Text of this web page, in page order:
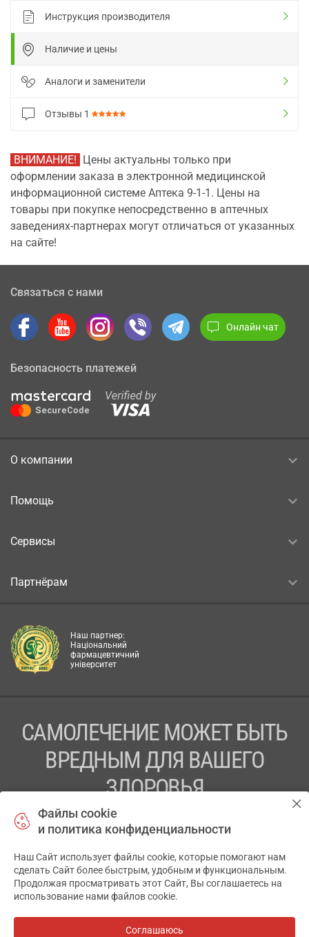
Инструкция производителя
Наличие и цены
Аналоги и заменители
Отзывы 1
ВНИМАНИЕ! Цены актуальны только при
оформлении заказа в электронной медицинской
информационной системе Аптека 9-1-1. Цены на
товары при покупке непосредственно в аптечных
заведениях-партнерах могут отличаться от указанных
на сайте!
Связаться с нами
Онлайн чат
Безопасность платежей
О компании
Помощь
Сервисы
Партнёрам
Наш партнер:
Національний
фармацевтичний
університет
САМОЛЕЧЕНИЕ МОЖЕТ БЫТЬ
ВРЕДНЫМ ДЛЯ ВАШЕГО
ЗДОРОВЬЯ
ПЕРЕД ПРИМЕНЕНИЕМ ПРЕПАРАТА
ПРОКОНСУЛЬТИРУЙТЕСЬ С ВРАЧОМ
ТОВ «АПТЕКА 911.ЮА» Код ЄДРПОУ 43631965.
Отказ от ответственности
АПТЕКА911.ЮА
Файлы cookie
и политика конфиденциальности
Наш Сайт использует файлы cookie, которые помогают нам
сделать Сайт более быстрым, удобным и функциональным.
Продолжая просматривать этот Сайт, Вы соглашаетесь на
использование нами файлов cookie.
Соглашаюсь
✕